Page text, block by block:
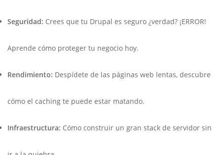
Seguridad: Crees que tu Drupal es seguro ¿verdad? ¡ERROR!
Aprende cómo proteger tu negocio hoy.
Rendimiento: Despídete de las páginas web lentas, descubre
cómo el caching te puede estar matando.
Infraestructura: Cómo construir un gran stack de servidor sin